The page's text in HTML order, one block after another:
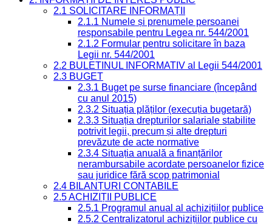
2.1 SOLICITARE INFORMAȚII
2.1.1 Numele și prenumele persoanei
responsabile pentru Legea nr. 544/2001
2.1.2 Formular pentru solicitare în baza
Legii nr. 544/2001
2.2 BULETINUL INFORMATIV al Legii 544/2001
2.3 BUGET
2.3.1 Buget pe surse financiare (începând
cu anul 2015)
2.3.2 Situația plăților (execuția bugetară)
2.3.3 Situația drepturilor salariale stabilite
potrivit legii, precum și alte drepturi
prevăzute de acte normative
2.3.4 Situația anuală a finanțărilor
nerambursabile acordate persoanelor fizice
sau juridice fără scop patrimonial
2.4 BILANȚURI CONTABILE
2.5 ACHIZIȚII PUBLICE
2.5.1 Programul anual al achizițiilor publice
2.5.2 Centralizatorul achizițiilor publice cu